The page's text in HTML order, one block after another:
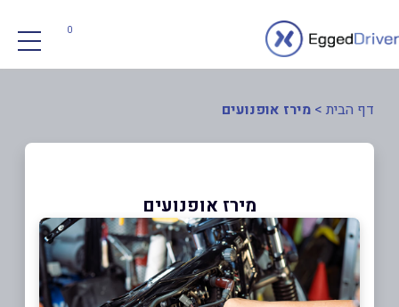
0
דף הבית > מירז אופנועים
מירז אופנועים